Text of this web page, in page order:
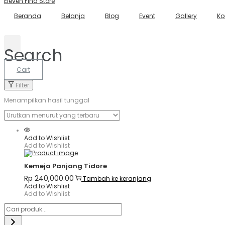
Beranda
Belanja Blog Event Gallery
Search
Cart
Filter
Menampilkan hasil tunggal
Add to Wishlist
Add to Wishlist
Kemeja Panjang Tidore
Rp 240,000.00
Tambah ke keranjang
Add to Wishlist
Add to Wishlist